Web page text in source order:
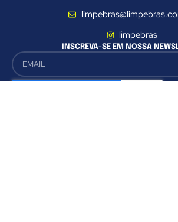
limpebras
INSCREVA-SE EM NOSSA